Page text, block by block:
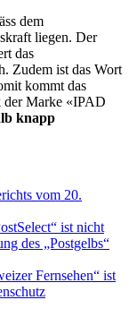
dem
liegen. Der
das
Zudem ist das Wort
kommt das
der Marke «IPAD
knapp
vom 20.
ist nicht
des „Postgelbs“
Fernsehen“ ist